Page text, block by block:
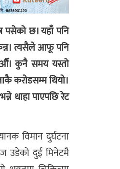
पसेको छ। यहाँ पनि
त्यसैले आफू पनि
कुनै समय यस्तो
करोडसम्म थियो।
थाहा पाएपछि रेट
विमान दुर्घटना
उडेको दुई मिनेटमै